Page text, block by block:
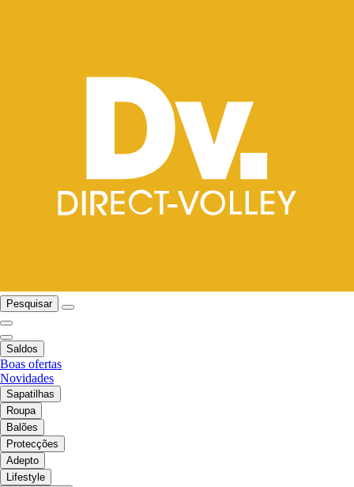
Pesquisar
Saldos
Boas ofertas
Novidades
Sapatilhas
Roupa
Balões
Protecções
Adepto
Lifestyle